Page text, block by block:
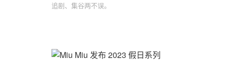
追剧、集谷两不误。